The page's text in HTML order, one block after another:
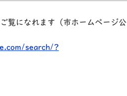
覧になれます（市ホームページ公
search/?